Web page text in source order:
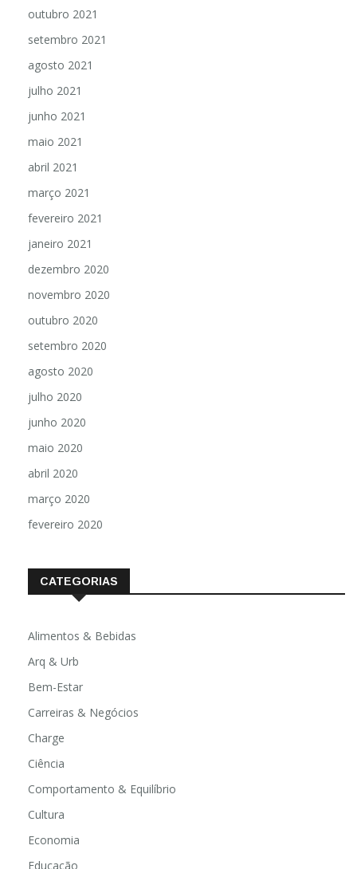
outubro 2021
setembro 2021
agosto 2021
julho 2021
junho 2021
maio 2021
abril 2021
março 2021
fevereiro 2021
janeiro 2021
dezembro 2020
novembro 2020
outubro 2020
setembro 2020
agosto 2020
julho 2020
junho 2020
maio 2020
abril 2020
março 2020
fevereiro 2020
CATEGORIAS
Alimentos & Bebidas
Arq & Urb
Bem-Estar
Carreiras & Negócios
Charge
Ciência
Comportamento & Equilíbrio
Cultura
Economia
Educação